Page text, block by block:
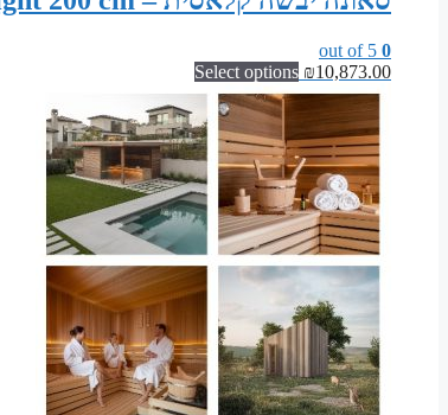
0
₪10,873.00
Select options